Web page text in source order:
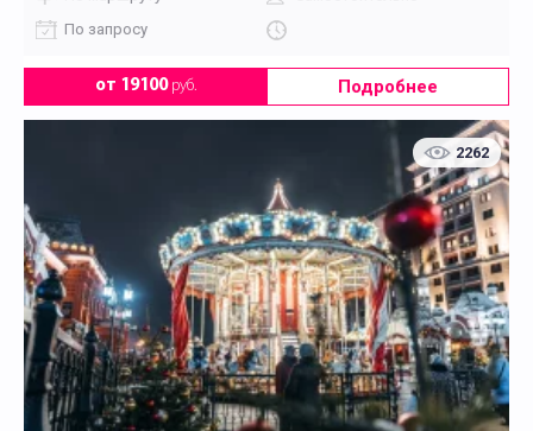
По запросу
от 19100руб. Подробнее
2262